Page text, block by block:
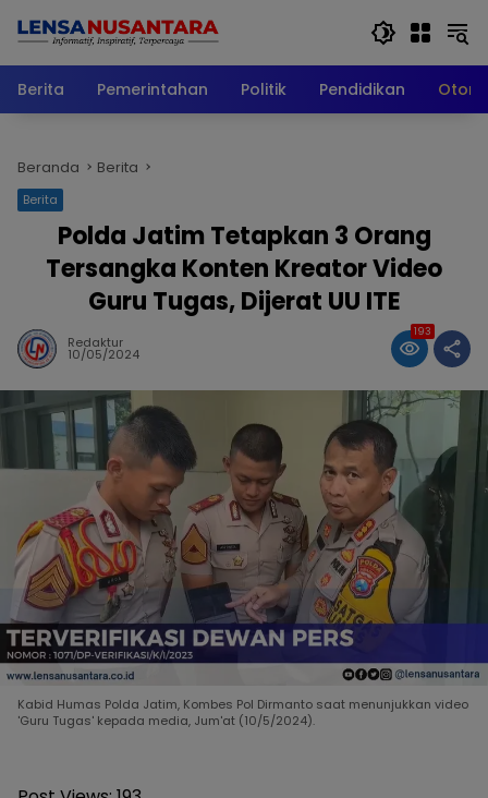
Berita
Pemerintahan Politik Pendidikan
Beranda Berita
Berita
Polda Jatim Tetapkan 3 Orang
Tersangka Konten Kreator Video
Guru Tugas, Dijerat UU ITE
Redaktur
10/05/2024
193
Kabid Humas Polda Jatim, Kombes Pol Dirmanto saat menunjukkan video
'Guru Tugas' kepada media, Jum'at (10/5/2024).